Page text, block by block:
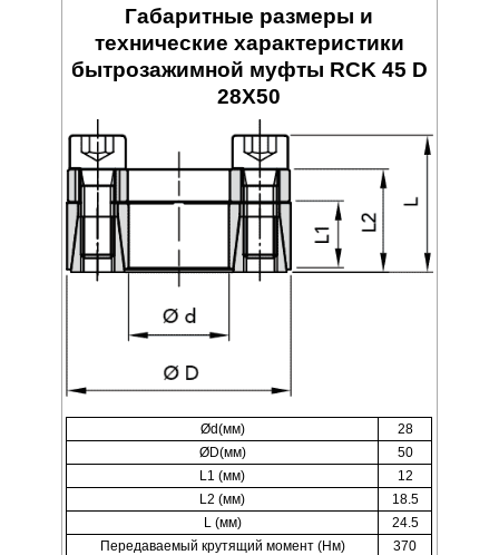
Габаритные размеры и
технические характеристики
бытрозажимной муфты RCK 45 D
28X50
Ød(мм)
28
ØD(мм)
50
L1 (мм)
12
L2 (мм)
18.5
L (мм)
24.5
Передаваемый крутящий момент (Нм)
370